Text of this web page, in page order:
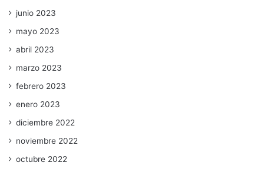
junio 2023
mayo 2023
abril 2023
marzo 2023
febrero 2023
enero 2023
diciembre 2022
noviembre 2022
octubre 2022